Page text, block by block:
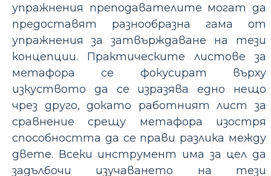
упражнения преподавателите могат да
предоставят разнообразна гама от
упражнения за затвърждаване на тези
концепции. Практическите листове за
метафора се фокусират върху
изкуството да се изразява едно нещо
чрез друго, докато работният лист за
сравнение срещу метафора изостря
способността да се прави разлика между
двете. Всеки инструмент има за цел да
задълбочи изучаването на тези